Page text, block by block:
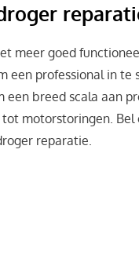
meer goed
een professional in te
een breed scala aan
motorstoringen. Bel
reparatie.